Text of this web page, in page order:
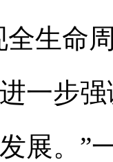
全生命
一步
展。”